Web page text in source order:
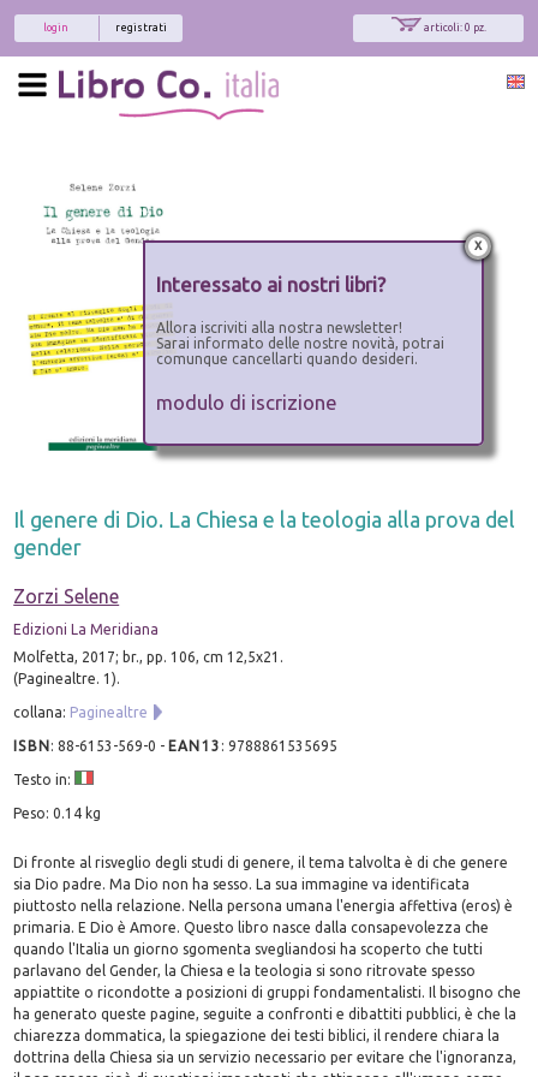
articoli: 0 pz.
registrati
login
Il genere di Dio. La Chiesa e la teologia alla prova del
gender
Zorzi Selene
Edizioni La Meridiana
Molfetta, 2017; br., pp. 106, cm 12,5x21.
(Paginealtre. 1).
collana: Paginealtre
ISBN:88-6153-569-0 - EAN13 :9788861535695
Testo in:
Peso: 0.14 kg
Di fronte al risveglio degli studi di genere, il tema talvolta è di che genere
sia Dio padre. Ma Dio non ha sesso. La sua immagine va identificata
piuttosto nella relazione. Nella persona umana l'energia affettiva (eros) è
primaria. E Dio è Amore. Questo libro nasce dalla consapevolezza che
quando l'Italia un giorno sgomenta svegliandosi ha scoperto che tutti
parlavano del Gender, la Chiesa e la teologia si sono ritrovate spesso
appiattite o ricondotte a posizioni di gruppi fondamentalisti. Il bisogno che
ha generato queste pagine, seguite a confronti e dibattiti pubblici, è che la
chiarezza dommatica, la spiegazione dei testi biblici, il rendere chiara la
dottrina della Chiesa sia un servizio necessario per evitare che l'ignoranza,
x
Interessato ai nostri libri?
Allora iscriviti alla nostra newsletter!
Sarai informato delle nostre novità, potrai
comunque cancellarti quando desideri.
modulo di iscrizione